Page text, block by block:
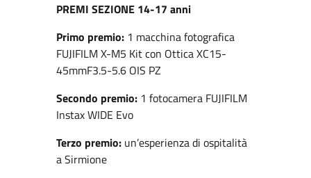
PREMI SEZIONE 14-17 anni
Primo premio: 1 macchina fotografica
FUJIFILM X-M5 Kit con Ottica XC15-
45mmF3.5-5.6 OIS PZ
Secondo premio: 1 fotocamera FUJIFILM
Instax WIDE Evo
Terzo premio: un’esperienza di ospitalità
a Sirmione